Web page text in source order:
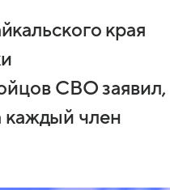
края
СВО заявил,
каждый член